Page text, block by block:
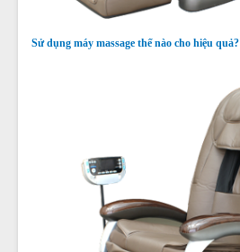
Sử dụng máy massage thế nào cho hiệu quả?